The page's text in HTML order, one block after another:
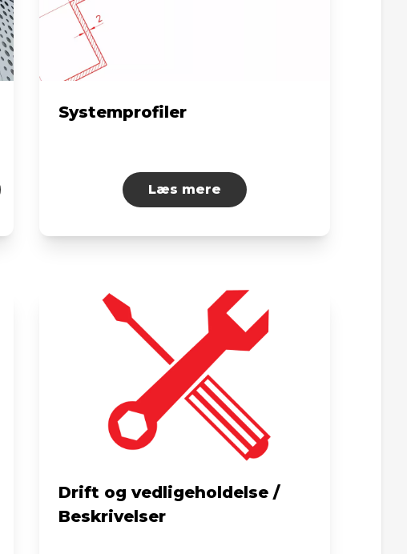
Systemprofiler
Læs mere
Drift og vedligeholdelse /
Beskrivelser